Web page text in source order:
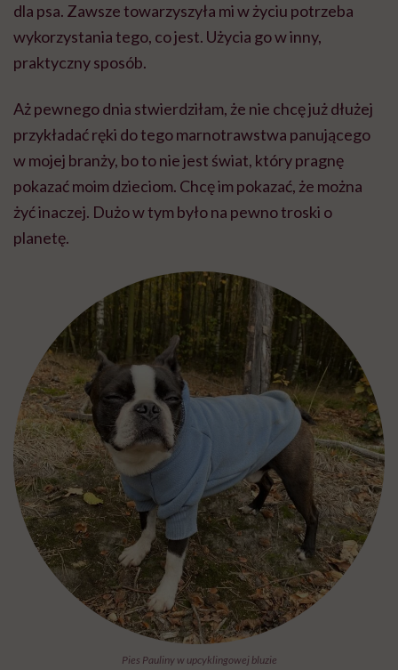
dla psa. Zawsze towarzyszyła mi w życiu potrzeba
wykorzystania tego, co jest. Użycia go w inny,
praktyczny sposób.
Aż pewnego dnia stwierdziłam, że nie chcę już dłużej
przykładać ręki do tego marnotrawstwa panującego
w mojej branży, bo to nie jest świat, który pragnę
pokazać moim dzieciom. Chcę im pokazać, że można
żyć inaczej. Dużo w tym było na pewno troski o
planetę.
Pies Pauliny w upcyklingowej bluzie